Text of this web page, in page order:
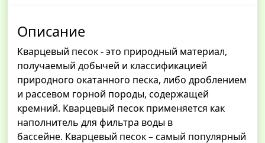
Описание
Кварцевый песок - это природный материал,
получаемый добычей и классификацией
природного окатанного песка, либо дроблением
и рассевом горной породы, содержащей
кремний. Кварцевый песок применяется как
наполнитель для фильтра воды в
бассейне. Кварцевый песок – самый популярный